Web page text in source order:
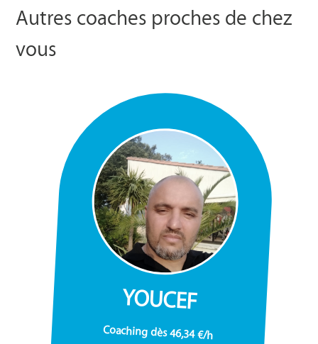
Autres coaches proches de chez
vous
YOUCEF
Coaching dès 46,34 €/h